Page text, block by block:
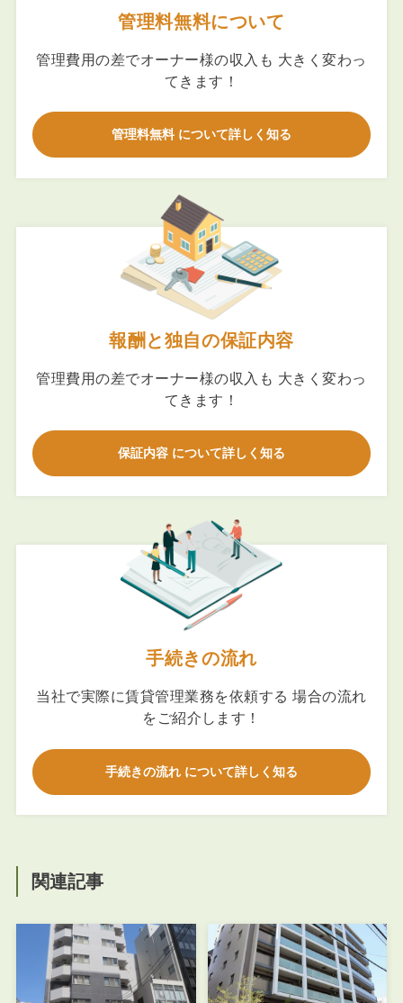
管理料無料について
管理費用の差でオーナー様の収入も 大きく変わっ
てきます！
管理料無料 について詳しく知る
報酬と独自の保証内容
管理費用の差でオーナー様の収入も 大きく変わっ
てきます！
保証内容 について詳しく知る
手続きの流れ
当社で実際に賃貸管理業務を依頼する 場合の流れ
をご紹介します！
手続きの流れ について詳しく知る
関連記事